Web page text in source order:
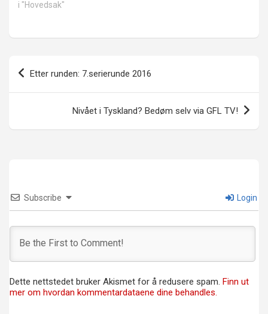
i "Hovedsak"
Innleggsnavigasjon
Etter runden: 7.serierunde 2016
Nivået i Tyskland? Bedøm selv via GFL TV!
Subscribe Login
Dette nettstedet bruker Akismet for å redusere spam. Finn ut
mer om hvordan kommentardataene dine behandles.